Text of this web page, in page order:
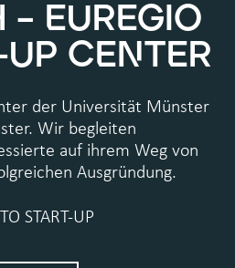
– EUREGIO
CENTER
der Universität Münster
Wir begleiten
auf ihrem Weg von
Ausgründung.
START-UP